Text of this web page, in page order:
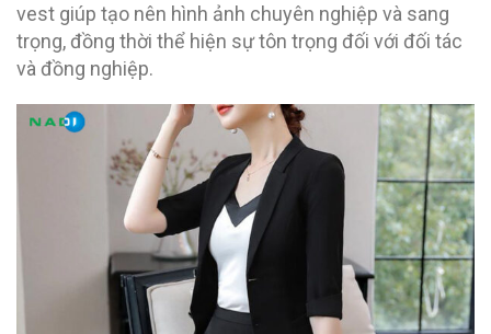
vest giúp tạo nên hình ảnh chuyên nghiệp và sang
trọng, đồng thời thể hiện sự tôn trọng đối với đối tác
và đồng nghiệp.